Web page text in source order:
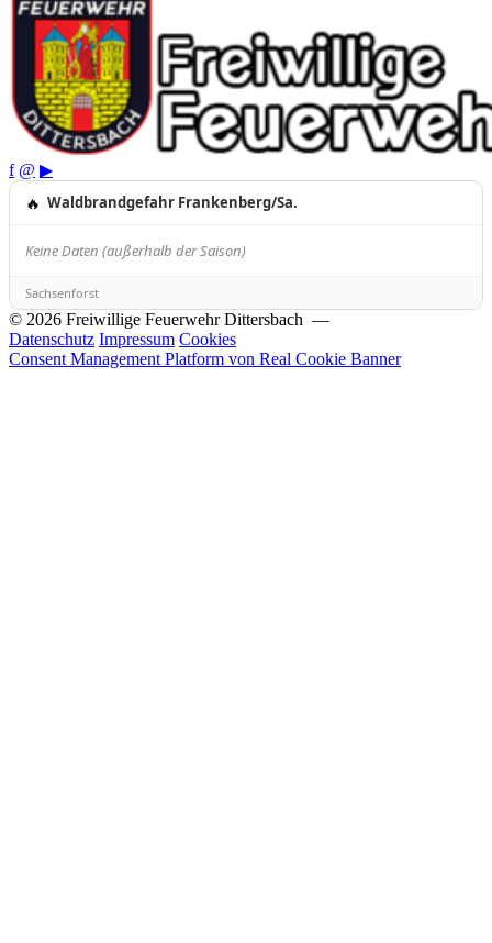
f @ ▶
🔥 Waldbrandgefahr Frankenberg/Sa.
Keine Daten (außerhalb der Saison)
Sachsenforst
© 2026 Freiwillige Feuerwehr Dittersbach —
Datenschutz Impressum Cookies
Consent Management Platform von Real Cookie Banner